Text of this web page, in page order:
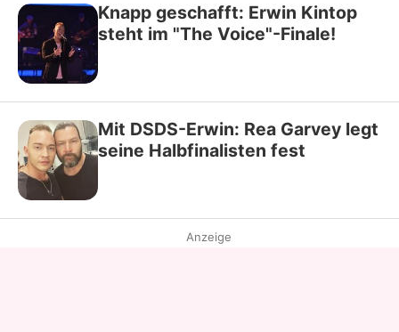
Knapp geschafft: Erwin Kintop
steht im "The Voice"-Finale!
Mit DSDS-Erwin: Rea Garvey legt
seine Halbfinalisten fest
Anzeige